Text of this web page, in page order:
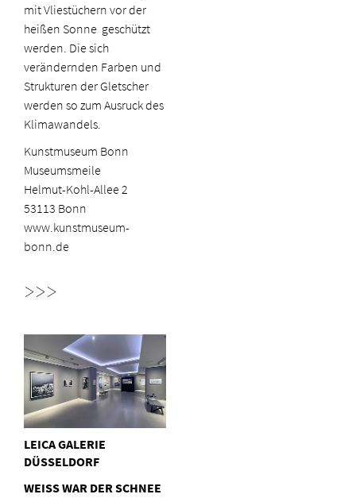
mit Vliestüchern vor der
heißen Sonne geschützt
werden. Die sich
verändernden Farben und
Strukturen der Gletscher
werden so zum Ausruck des
Klimawandels.
Kunstmuseum Bonn
Museumsmeile
Helmut-Kohl-Allee 2
53113 Bonn
www.kunstmuseum-
bonn.de
>>>
LEICA GALERIE
DÜSSELDORF
WEISS WAR DER SCHNEE